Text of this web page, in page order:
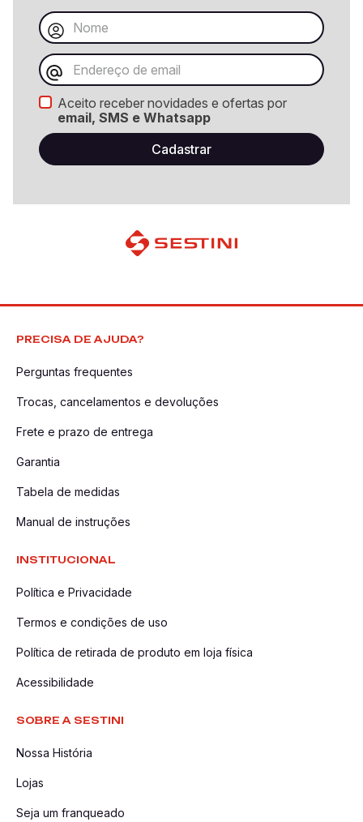
Aceito receber novidades e ofertas por
email, SMS e Whatsapp
PRECISA DE AJUDA?
Perguntas frequentes
Trocas, cancelamentos e devoluções
Frete e prazo de entrega
Garantia
Tabela de medidas
Manual de instruções
INSTITUCIONAL
Política e Privacidade
Termos e condições de uso
Política de retirada de produto em loja física
Acessibilidade
SOBRE A SESTINI
Nossa História
Lojas
Seja um franqueado